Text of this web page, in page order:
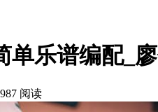
单乐谱编配_
阅读